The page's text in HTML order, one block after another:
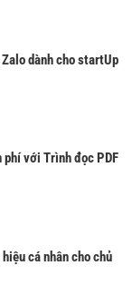
dành cho startUp
phí với Trình đọc PDF
cá nhân cho chủ